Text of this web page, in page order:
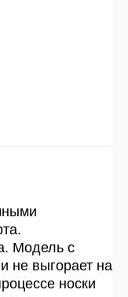
Модель с
не выгорает на
носки